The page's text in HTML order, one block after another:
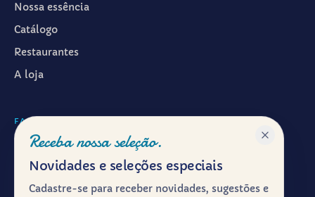
Nossa essência
Catálogo
Restaurantes
A loja
FALAR CONOSCO
WhatsApp ·(11) 99601-7286
Instagram · @emporiosyrio
Receba nossa seleção.
Novidades e seleções especiais
Cadastre-se para receber novidades, sugestões e